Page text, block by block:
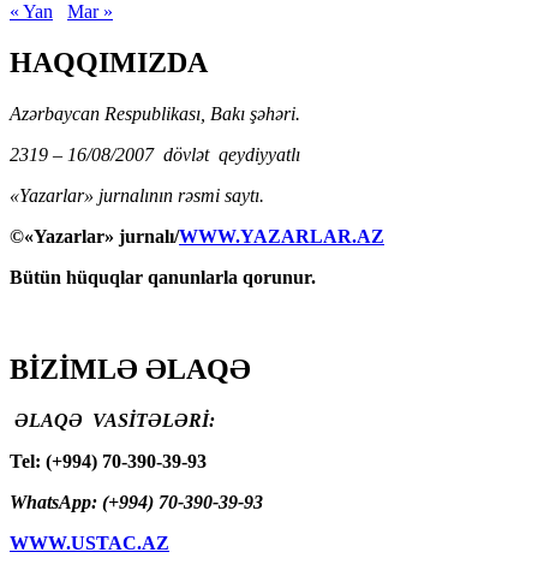
« Yan
Mar »
HAQQIMIZDA
Azərbaycan Respublikası, Bakı şəhəri.
2319 – 16/08/2007 dövlət qeydiyyatlı
«Yazarlar» jurnalının rəsmi saytı.
©«Yazarlar» jurnalı/WWW.YAZARLAR.AZ
Bütün hüquqlar qanunlarla qorunur.
BİZİMLƏ ƏLAQƏ
ƏLAQƏ VASİTƏLƏRİ:
Tel: (+994) 70-390-39-93
WhatsApp: (+994) 70-390-39-93
WWW.USTAC.AZ